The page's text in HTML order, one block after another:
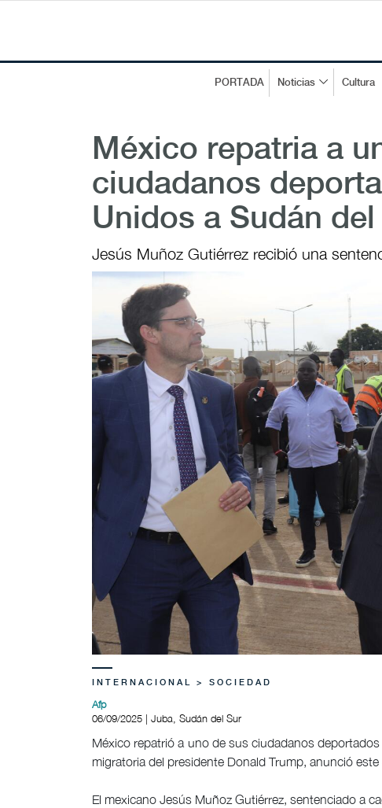
PORTADA Noticias Cultura
México repatria a
ciudadanos
Unidos a Sudán del
Jesús Muñoz Gutiérrez recibió una
INTERNACIONAL > SOCIEDAD
Afp
06/09/2025 | Juba, Sudán del Sur
México repatrió a uno de sus ciudadanos
migratoria del presidente Donald Trump, anunció
El mexicano Jesús Muñoz Gutiérrez, sentenciado a